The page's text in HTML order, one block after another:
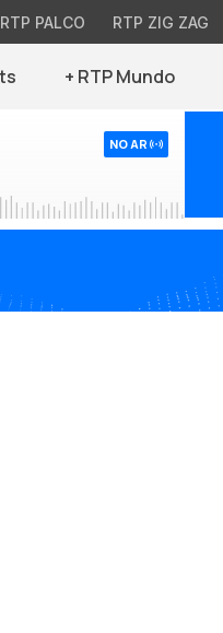
RTP PALCO RTP ZIG ZAG
+ RTP Mundo
NO AR